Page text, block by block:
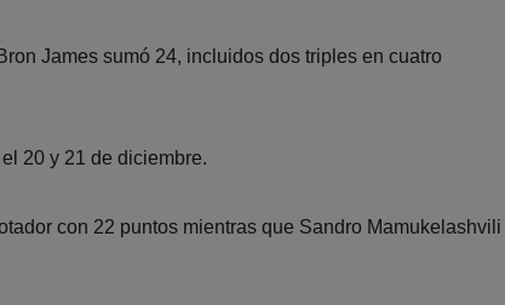
James sumó 24, incluidos dos triples en cuatro
20 y 21 de diciembre.
con 22 puntos mientras que Sandro Mamukelashvili